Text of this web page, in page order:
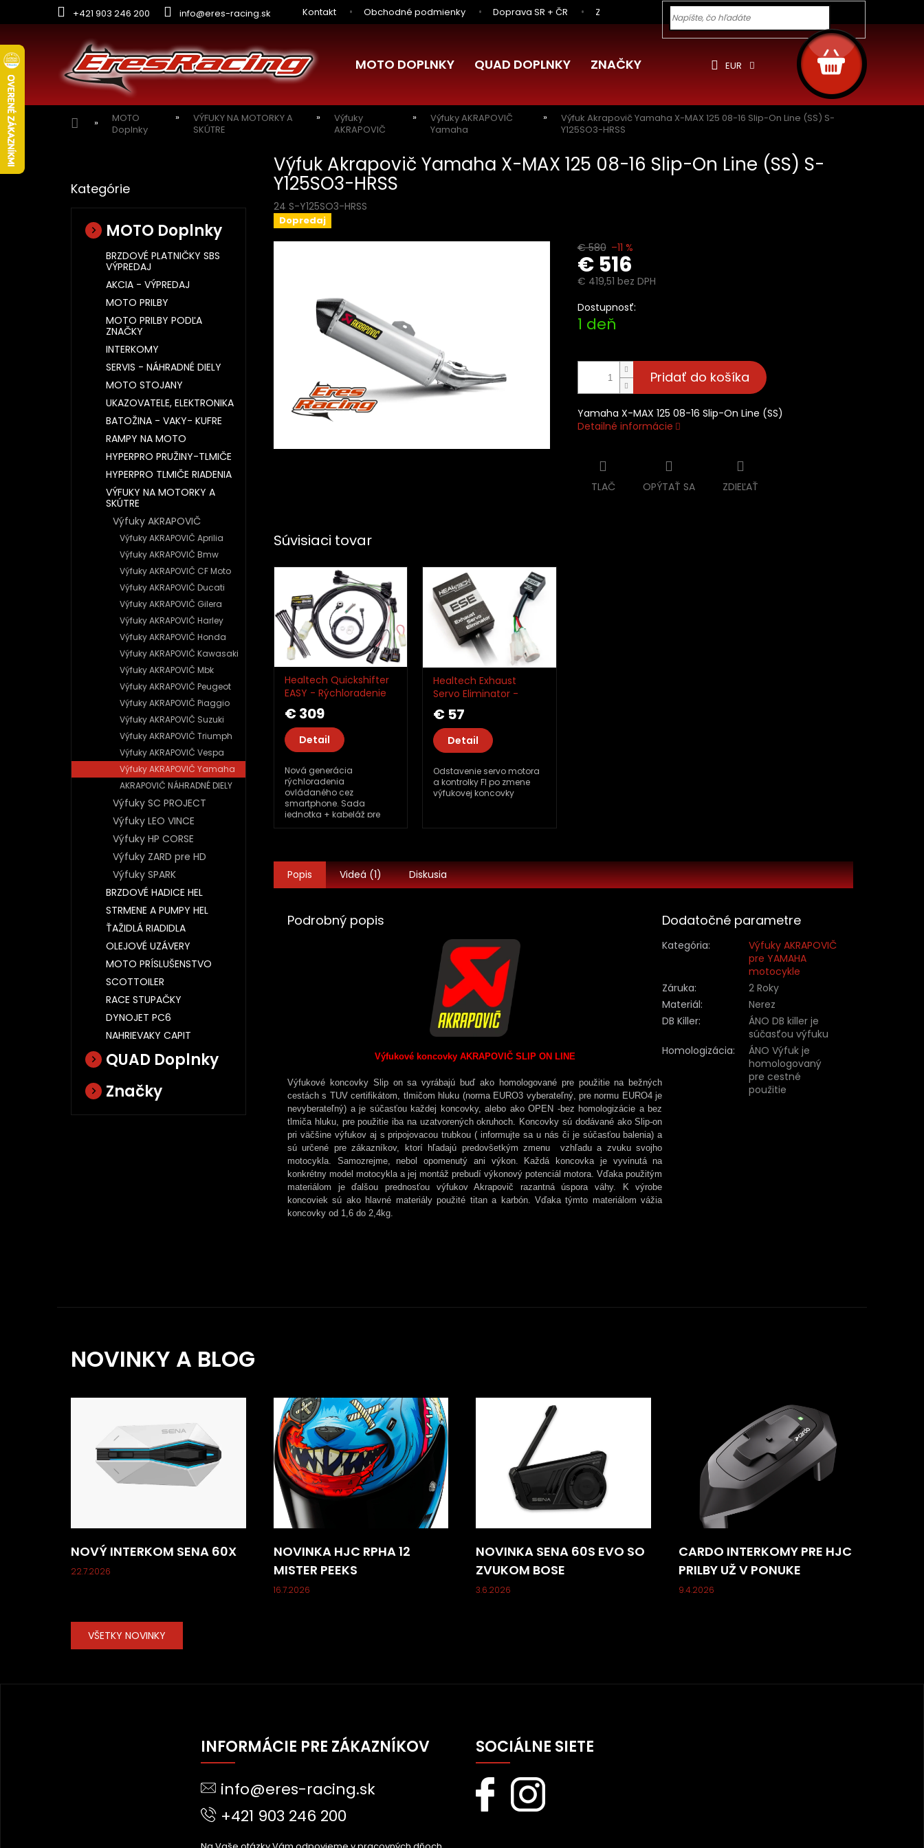
+421 903 246 200 info@eres-racing.sk Kontakt Obchodné podmienky Doprava SR + ČR Zľavy pre Vás Ochrana osobných údajov
EUR
NÁKUPNÝ
KOŠÍK
MOTO DOPLNKY QUAD DOPLNKY ZNAČKY
DomovMOTO
Doplnky
VÝFUKY NA MOTORKY A
SKÚTRE
Výfuky
AKRAPOVIČ
Výfuky AKRAPOVIČ
Yamaha
Výfuk Akrapovič Yamaha X-MAX 125 08-16 Slip-On Line (SS) S-
Y125SO3-HRSS
kategórie
Kategórie
MOTO Doplnky
BRZDOVÉ PLATNIČKY SBS
VÝPREDAJ
AKCIA - VÝPREDAJ
MOTO PRILBY
MOTO PRILBY PODĽA
ZNAČKY
INTERKOMY
SERVIS - NÁHRADNÉ DIELY
MOTO STOJANY
UKAZOVATELE, ELEKTRONIKA
BATOŽINA - VAKY- KUFRE
RAMPY NA MOTO
HYPERPRO PRUŽINY-TLMIČE
HYPERPRO TLMIČE RIADENIA
VÝFUKY NA MOTORKY A
SKÚTRE
Výfuky AKRAPOVIČ
Výfuky AKRAPOVIČ Aprilia
Výfuky AKRAPOVIČ Bmw
Výfuky AKRAPOVIČ CF Moto
Výfuky AKRAPOVIČ Ducati
Výfuky AKRAPOVIČ Gilera
Výfuky AKRAPOVIČ Harley
Výfuky AKRAPOVIČ Honda
Výfuky AKRAPOVIČ Kawasaki
Výfuky AKRAPOVIČ Mbk
Výfuky AKRAPOVIČ Peugeot
Výfuky AKRAPOVIČ Piaggio
Výfuky AKRAPOVIČ Suzuki
Výfuky AKRAPOVIČ Triumph
Výfuky AKRAPOVIČ Vespa
Výfuky AKRAPOVIČ Yamaha
AKRAPOVIČ NÁHRADNÉ DIELY
Výfuky SC PROJECT
Výfuky LEO VINCE
Výfuky HP CORSE
Výfuky ZARD pre HD
Výfuky SPARK
BRZDOVÉ HADICE HEL
STRMENE A PUMPY HEL
ŤAŽIDLÁ RIADIDLA
OLEJOVÉ UZÁVERY
MOTO PRÍSLUŠENSTVO
SCOTTOILER
RACE STUPAČKY
DYNOJET PC6
NAHRIEVAKY CAPIT
QUAD Doplnky
Značky
Výfuk Akrapovič Yamaha X-MAX 125 08-16 Slip-On Line (SS) S-
Y125SO3-HRSS
24 S-Y125SO3-HRSS
Dopredaj
€ 580 –11 %
€ 516
€ 419,51 bez DPH
Jednotková
cena:
Dostupnosť:
1 deň
Pridať do košíka
Yamaha X-MAX 125 08-16 Slip-On Line (SS)
Detailné informácie
TLAČ OPÝTAŤ SA ZDIEĽAŤ
Súvisiaci tovar
Healtech Quickshifter
EASY - Rýchloradenie
iQSE-W1
€ 309
Detail
Nová generácia
rýchloradenia
ovládaného cez
smartphone. Sada
jednotka + kabeláž pre
daný typ motocykla. Do
Healtech Exhaust
Servo Eliminator -
Eliminátor výfukovej
prívery
€ 57
Detail
Odstavenie servo motora
a kontrolky FI po zmene
výfukovej koncovky
Popis Videá (1) Diskusia
Podrobný popis
Výfukové koncovky AKRAPOVIČ SLIP ON LINE
Výfukové koncovky Slip on sa vyrábajú buď ako homologované pre použitie na bežných
cestách s TUV certifikátom, tlmičom hluku (norma EURO3 vyberateľný, pre normu EURO4 je
nevyberateľný) a je súčasťou každej koncovky, alebo ako OPEN -bez homologizácie a bez
tlmiča hluku, pre použitie iba na uzatvorených okruhoch. Koncovky sú dodávané ako Slip-on
pri väčšine výfukov aj s pripojovacou trubkou ( informujte sa u nás či je súčasťou balenia) a
sú určené pre zákazníkov, ktorí hľadajú predovšetkým zmenu vzhľadu a zvuku svojho
motocykla. Samozrejme, nebol opomenutý ani výkon. Každá koncovka je vyvinutá na
konkrétny model motocykla a jej montáž prebudí výkonový potenciál motora. Vďaka použitým
materiálom je ďalšou prednosťou výfukov Akrapovič razantná úspora váhy. K výrobe
koncoviek sú ako hlavné materiály použité titan a karbón. Vďaka týmto materiálom vážia
koncovky od 1,6 do 2,4kg.
Dodatočné parametre
Kategória:
Výfuky AKRAPOVIČ
pre YAMAHA
motocykle
Záruka:
2 Roky
Materiál:
Nerez
DB Killer:
ÁNO DB killer je
súčasťou výfuku
Homologizácia:
ÁNO Výfuk je
homologovaný
pre cestné
použitie
NOVINKY A BLOG
NOVÝ INTERKOM SENA 60X
22.7.2026
NOVINKA HJC RPHA 12
MISTER PEEKS
16.7.2026
NOVINKA SENA 60S EVO SO
ZVUKOM BOSE
3.6.2026
CARDO INTERKOMY PRE HJC
PRILBY UŽ V PONUKE
9.4.2026
VŠETKY NOVINKY
INFORMÁCIE PRE ZÁKAZNÍKOV
info@eres-racing.sk
+421 903 246 200
SOCIÁLNE SIETE